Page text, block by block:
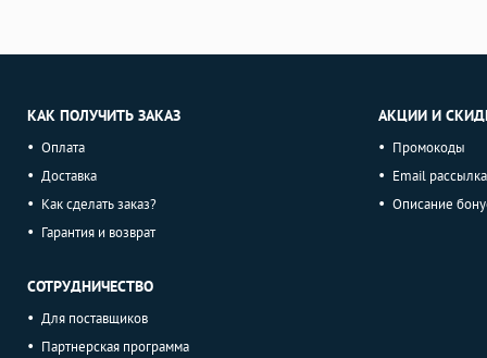
КАК ПОЛУЧИТЬ ЗАКАЗ
Оплата
Доставка
Как сделать заказ?
Гарантия и возврат
СОТРУДНИЧЕСТВО
Для поставщиков
Партнерская программа
АКЦИИ И
Промокоды
Email рассылка
Описание